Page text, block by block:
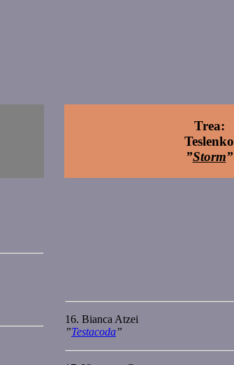
Trea:
Teslenko
”Storm”
16. Bianca Atzei
”Testacoda”